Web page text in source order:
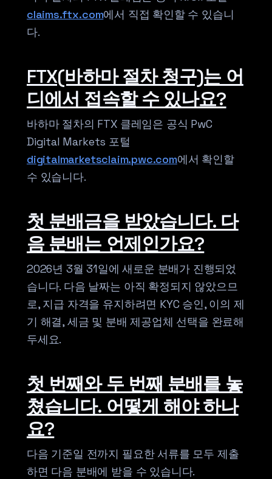
claims.ftx.com에서 직접 확인할 수 있습니
다.
FTX(바하마 절차 청구)는 어
디에서 접속할 수 있나요?
바하마 절차의 FTX 클레임은 공식 PwC
Digital Markets 포털
digitalmarketsclaim.pwc.com에서 확인할
수 있습니다.
첫 분배금을 받았습니다. 다
음 분배는 언제인가요?
2026년 3월 31일에 새로운 분배가 진행되었
습니다. 다음 날짜는 아직 확정되지 않았으므
로, 지급 자격을 유지하려면 KYC 승인, 이의 제
기 해결, 세금 및 분배 제공업체 선택을 완료해
두세요.
첫 번째와 두 번째 분배를 놓
쳤습니다. 어떻게 해야 하나
요?
다음 기준일 전까지 필요한 서류를 모두 제출
하면 다음 분배에 받을 수 있습니다.